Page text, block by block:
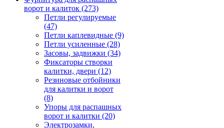
ворот и калиток (273)
Петли регулируемые
(47)
Петли каплевидные (9)
Петли усиленные (28)
Засовы, задвижки (34)
Фиксаторы створки
калитки, двери (12)
Резиновые отбойники
для калитки и ворот
(8)
Упоры для распашных
ворот и калитки (20)
Электрозамки,